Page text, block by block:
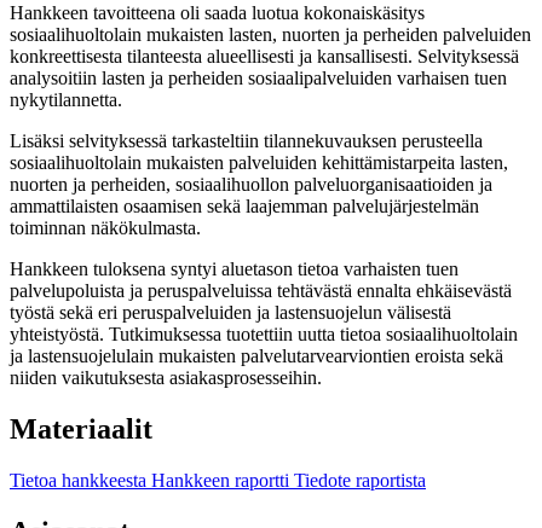
Hankkeen tavoitteena oli saada luotua kokonaiskäsitys
sosiaalihuoltolain mukaisten lasten, nuorten ja perheiden palveluiden
konkreettisesta tilanteesta alueellisesti ja kansallisesti. Selvityksessä
analysoitiin lasten ja perheiden sosiaalipalveluiden varhaisen tuen
nykytilannetta.
Lisäksi selvityksessä tarkasteltiin tilannekuvauksen perusteella
sosiaalihuoltolain mukaisten palveluiden kehittämistarpeita lasten,
nuorten ja perheiden, sosiaalihuollon palveluorganisaatioiden ja
ammattilaisten osaamisen sekä laajemman palvelujärjestelmän
toiminnan näkökulmasta.
Hankkeen tuloksena syntyi aluetason tietoa varhaisten tuen
palvelupoluista ja peruspalveluissa tehtävästä ennalta ehkäisevästä
työstä sekä eri peruspalveluiden ja lastensuojelun välisestä
yhteistyöstä. Tutkimuksessa tuotettiin uutta tietoa sosiaalihuoltolain
ja lastensuojelulain mukaisten palvelutarvearviontien eroista sekä
niiden vaikutuksesta asiakasprosesseihin.
Materiaalit
Tietoa hankkeesta Hankkeen raportti Tiedote raportista